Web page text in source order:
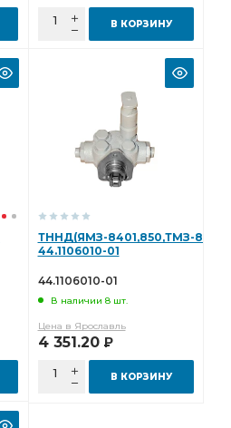
В КОРЗИНУ
ТННД(ЯМЗ-8401,850,ТМЗ-
44.1106010-01
44.1106010-01
В наличии 8 шт.
Цена в Ярославль
4 351.20 Р
В КОРЗИНУ